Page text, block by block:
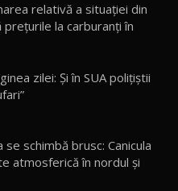
EM-i care a cucerit Moldova
relativă a situației din
la carburanți în
zilei: Și în SUA polițiștii
schimbă brusc: Canicula
atmosferică în nordul și